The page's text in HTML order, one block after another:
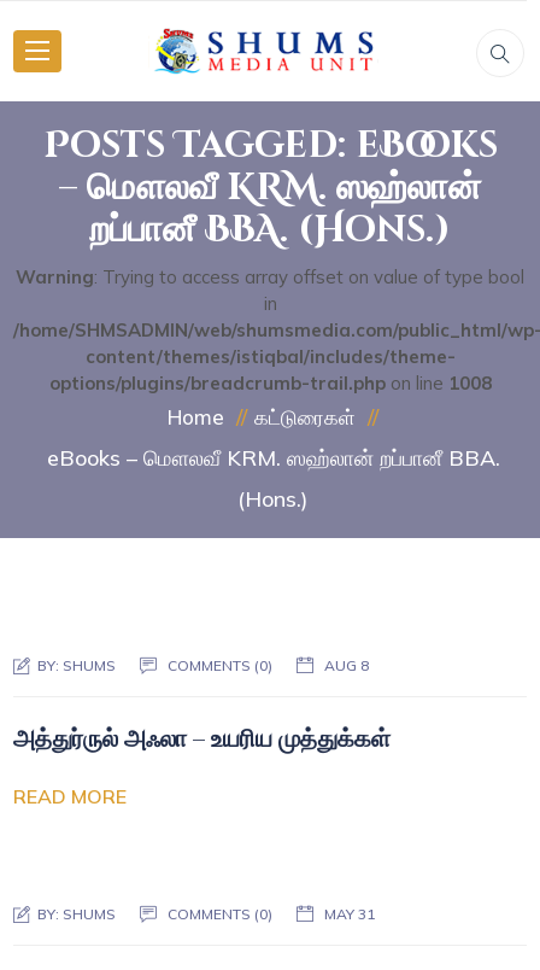
Posts Tagged: eBooks
– மௌலவீ KRM. ஸஹ்லான்
றப்பானீ BBA. (Hons.)
Warning: Trying to access array offset on value of type bool
in
/home/SHMSADMIN/web/shumsmedia.com/public_html/
content/themes/istiqbal/includes/theme-
options/plugins/breadcrumb-trail.phpon line 1008
Home கட்டுரைகள்
eBooks – மௌலவீ KRM. ஸஹ்லான் றப்பானீ BBA.
(Hons.)
BY: SHUMS COMMENTS (0) AUG 8
அத்துர்ருல் அஃலா – உயரிய முத்துக்கள்
READ MORE
BY: SHUMS COMMENTS (0) MAY 31